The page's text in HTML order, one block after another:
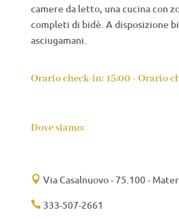
camere da letto, una cucina con
completi di bidè. A disposizione
asciugamani.
Orario check-in: 15:00 - Orario
Dove siamo:
 Via Casalnuovo - 75.100 -
333-507-2661